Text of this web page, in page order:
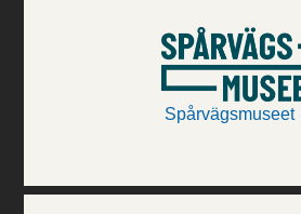
Spårvägsmuseet